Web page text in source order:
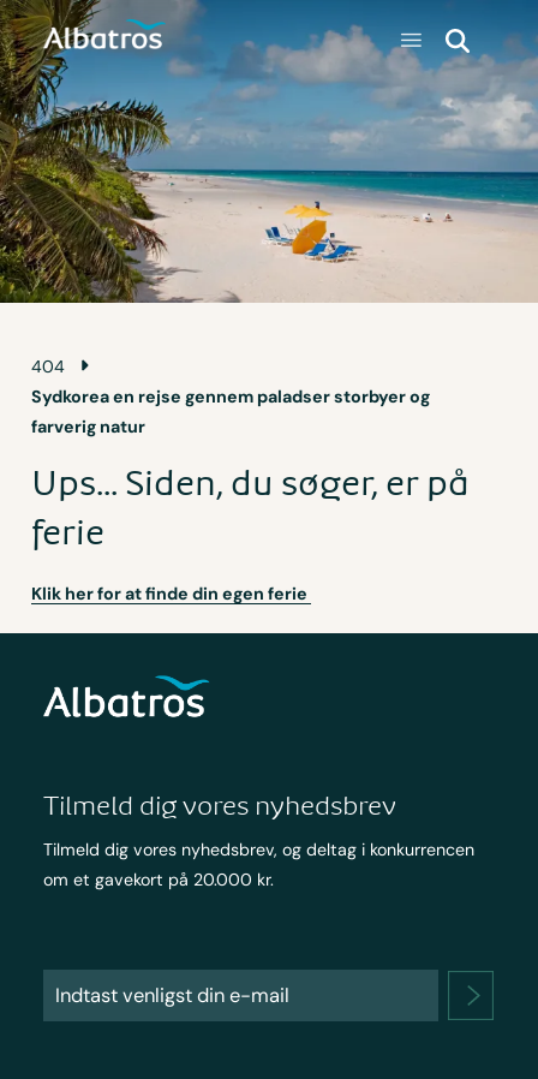
404
Sydkorea en rejse gennem paladser storbyer og
farverig natur
Ups... Siden, du søger, er på
ferie
Klik her for at finde din egen ferie
Tilmeld dig vores nyhedsbrev
Tilmeld dig vores nyhedsbrev, og deltag i konkurrencen
om et gavekort på 20.000 kr.